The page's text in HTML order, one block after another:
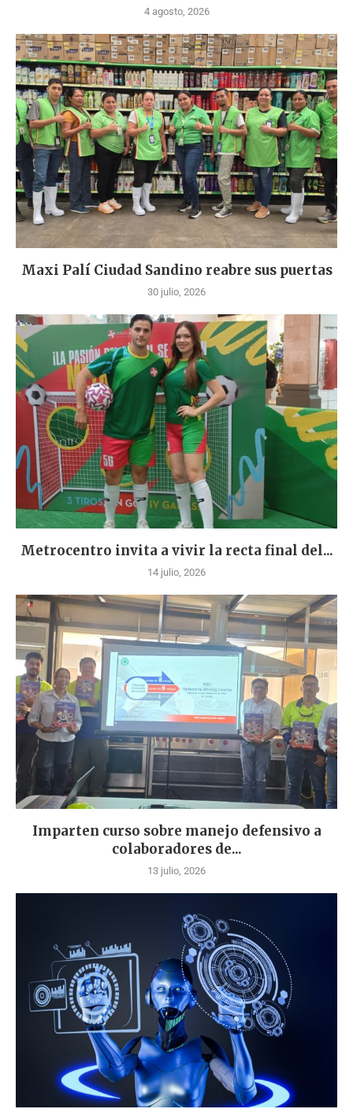
4 agosto, 2026
Maxi Palí Ciudad Sandino reabre sus puertas
30 julio, 2026
Metrocentro invita a vivir la recta final del...
14 julio, 2026
Imparten curso sobre manejo defensivo a
colaboradores de...
13 julio, 2026